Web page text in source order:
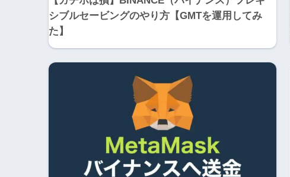
シブルセービングのやり方【GMTを運用してみ
た】